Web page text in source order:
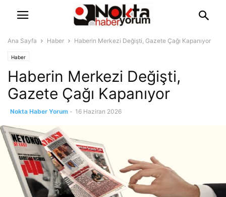
Ana Sayfa Haber Haberin Merkezi Değişti, Gazete Çağı Kapanıyor
Haber
Haberin Merkezi Değişti,
Gazete Çağı Kapanıyor
Nokta Haber Yorum - 16 Haziran 2026